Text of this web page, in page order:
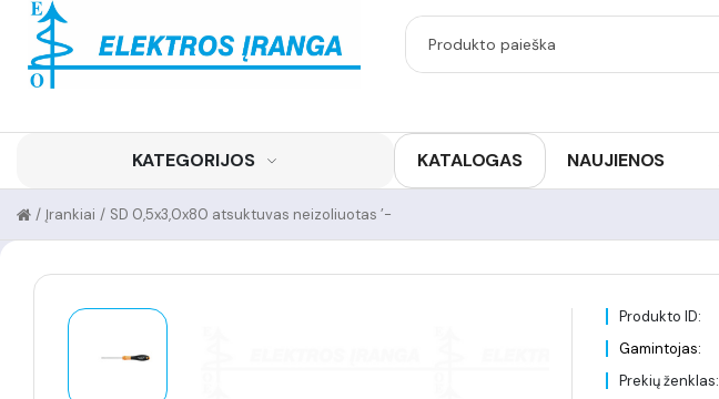
KATEGORIJOS KATALOGAS NAUJIENOS
SD 0,5x3,0x80 atsuktuvas neizoliuotas ’-
/
Įrankiai
/
Produkto ID:
Gamintojas:
Prekių ženklas: